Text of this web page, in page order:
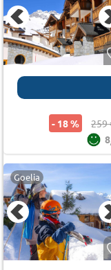
- 18 % 259
Goelia